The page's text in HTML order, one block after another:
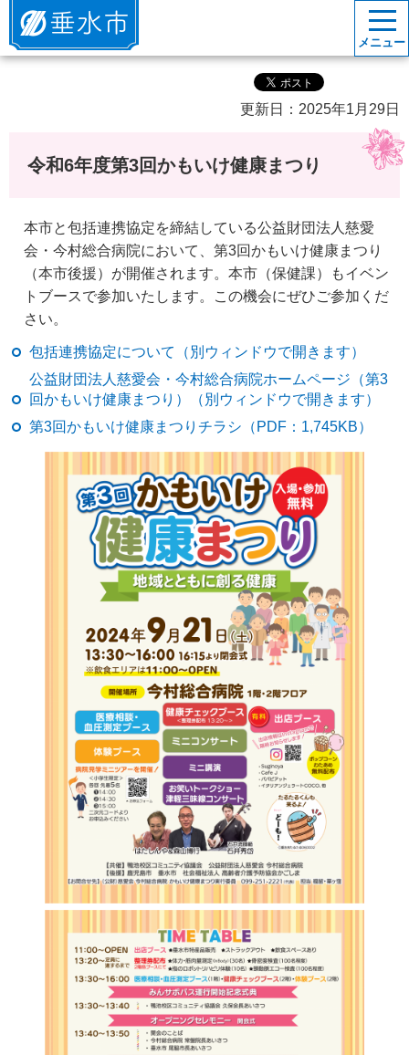
垂水市
メニュー
更新日：2025年1月29日
令和6年度第3回かもいけ健康まつり
本市と包括連携協定を締結している公益財団法人慈愛
会・今村総合病院において、第3回かもいけ健康まつり
（本市後援）が開催されます。本市（保健課）もイベン
トブースで参加いたします。この機会にぜひご参加くだ
さい。
包括連携協定について（別ウィンドウで開きます）
公益財団法人慈愛会・今村総合病院ホームページ（第3
回かもいけ健康まつり）（別ウィンドウで開きます）
第3回かもいけ健康まつりチラシ（PDF：1,745KB）